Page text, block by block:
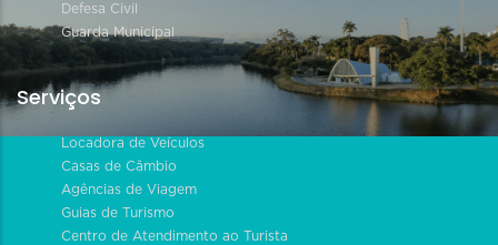
Defesa Civil
Guarda Municipal
Serviços
Locadora de Veículos
Casas de Câmbio
Agências de Viagem
Guias de Turismo
Centro de Atendimento ao Turista